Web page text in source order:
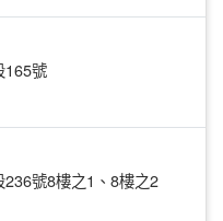
165號
號8樓之1、8樓之2